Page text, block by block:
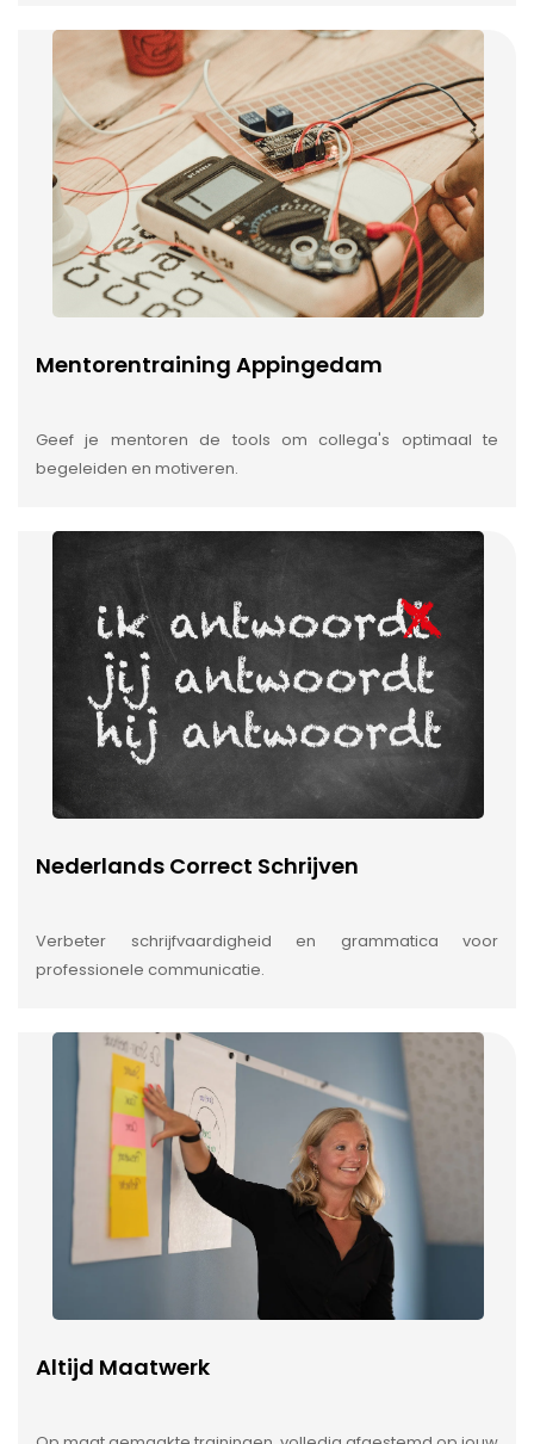
Mentorentraining Appingedam
Geef je mentoren de tools om collega's optimaal te
begeleiden en motiveren.
Nederlands Correct Schrijven
Verbeter schrijfvaardigheid en grammatica voor
professionele communicatie.
Altijd Maatwerk